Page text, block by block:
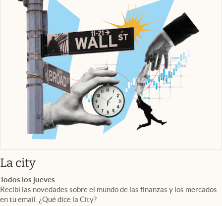
La cityabre en nueva pestaña
Todos los jueves
Recibí las novedades sobre el mundo de las finanzas y los mercados
en tu email. ¿Qué dice la City?